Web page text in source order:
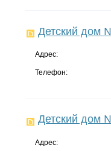
Детский дом
Адрес:
Телефон:
Детский дом
Адрес: